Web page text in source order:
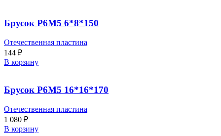
Брусок Р6М5 6*8*150
Отечественная пластина
144 ₽
В корзину
Брусок Р6М5 16*16*170
Отечественная пластина
1 080 ₽
В корзину